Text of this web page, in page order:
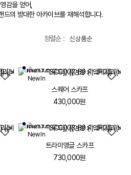
영감을 얻어,
드의 방대한 아카이브를 재해석합니다.
정렬순 :
New In
스퀘어 스카프
430,000원
New In
트라이앵글 스카프
730,000원